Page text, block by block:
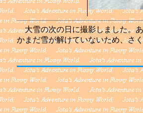
大雪の次の日に撮影しました。
かまだ雪が解けていないため、さ